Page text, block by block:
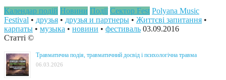
Календар подій Новини Події Сектор Fest Polyana Music
Festival • друзья • друзья и партнеры • Життєві запитання •
карпаты • музыка • новини • фестиваль 03.09.2016
Статті ©
Травматична подія, травматичний досвід і психологічна травма
06.03.2026